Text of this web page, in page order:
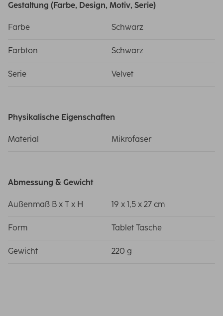
Gestaltung (Farbe, Design, Motiv, Serie)
Farbe Schwarz
Farbton Schwarz
Serie Velvet
Physikalische Eigenschaften
Material Mikrofaser
Abmessung & Gewicht
Außenmaß B x T x H 19 x 1,5 x 27 cm
Form Tablet Tasche
Gewicht 220 g